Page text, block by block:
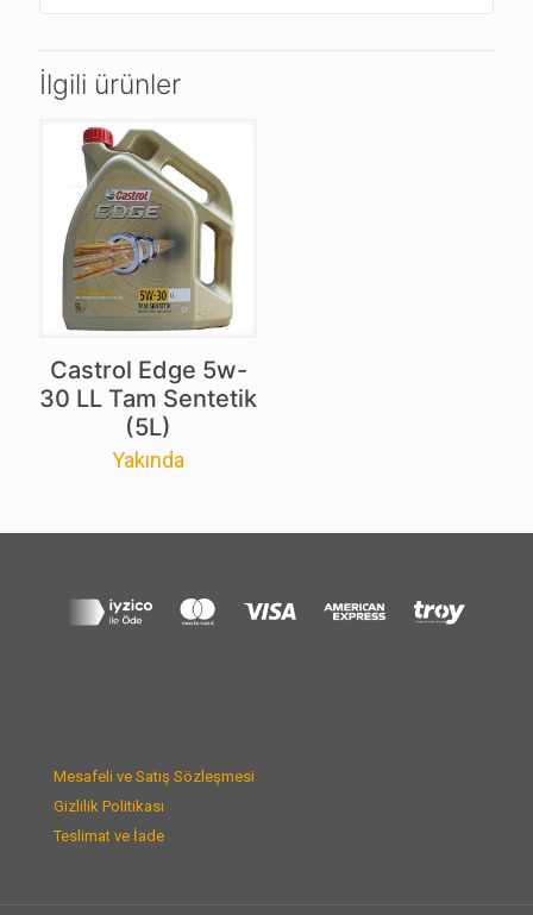
İlgili ürünler
Castrol Edge 5w-
30 LL Tam Sentetik
(5L)
Yakında
Mesafeli ve Satış Sözleşmesi
Gizlilik Politikası
Teslimat ve İade